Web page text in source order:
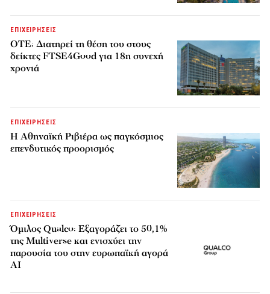
ΕΠΙΧΕΙΡΗΣΕΙΣ
ΟΤΕ: Διατηρεί τη θέση του στους
δείκτες FTSE4Good για 18η συνεχή
χρονιά
ΕΠΙΧΕΙΡΗΣΕΙΣ
Η Αθηναϊκή Ριβιέρα ως παγκόσμιος
επενδυτικός προορισμός
ΕΠΙΧΕΙΡΗΣΕΙΣ
Όμιλος Qualco: Εξαγοράζει το 50,1%
της Multiverse και ενισχύει την
παρουσία του στην ευρωπαϊκή αγορά
AI